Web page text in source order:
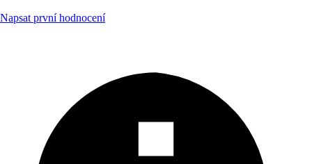
Napsat první hodnocení